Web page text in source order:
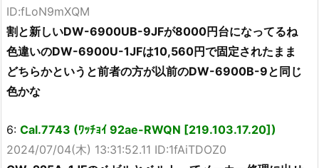
ID:fLoN9mXQM
割と新しいDW-6900UB-9JFが8000円台になってるね
色違いのDW-6900U-1JFは10,560円で固定されたまま
どちらかというと前者の方が以前のDW-6900B-9と同じ
色かな
6: Cal.7743 (ﾜｯﾁｮｲ 92ae-RWQN [219.103.17.20])
2024/07/04(木) 13:31:52.11 ID:1fAiTDOZ0